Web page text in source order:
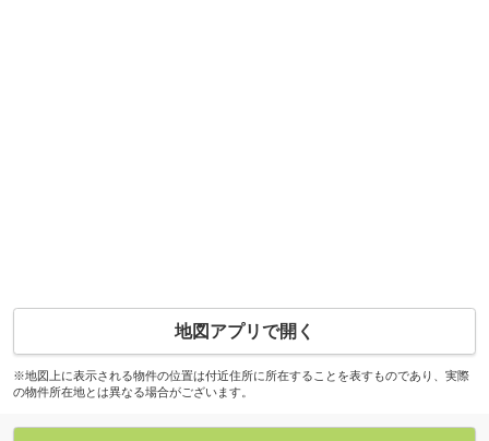
地図アプリで開く
※地図上に表示される物件の位置は付近住所に所在することを表すものであり、実際
の物件所在地とは異なる場合がございます。